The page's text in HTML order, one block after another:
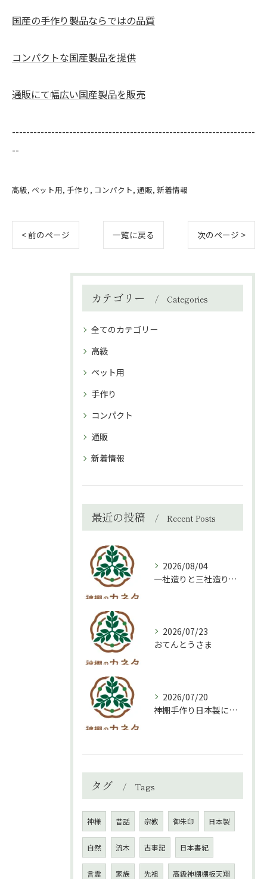
国産の手作り製品ならではの品質
コンパクトな国産製品を提供
通販にて幅広い国産製品を販売
--------------------------------------------------------------------
--
高級 ペット用 手作り コンパクト 通販 新着情報
< 前のページ 一覧に戻る 次のページ >
カテゴリー Categories
全てのカテゴリー
高級
ペット用
手作り
コンパクト
通販
新着情報
最近の投稿 Recent Posts
2026/08/04
一社造りと三社造り、どちらを選ぶべき？
2026/07/23
おてんとうさま
2026/07/20
神棚手作り日本製について
タグ Tags
神様 昔話 宗教 御朱印 日本製
自然 流木 古事記 日本書紀
言霊 家族 先祖 高級神棚棚板天翔